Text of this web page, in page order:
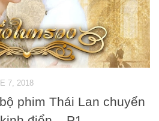
7, 2018
phim Thái Lan chuyển